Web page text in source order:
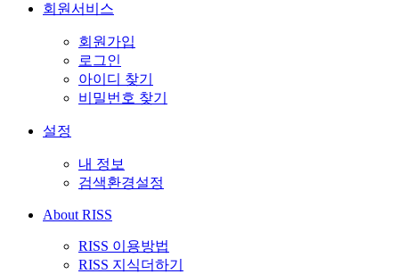
회원서비스
회원가입
로그인
아이디 찾기
비밀번호 찾기
설정
내 정보
검색환경설정
About RISS
RISS 이용방법
RISS 지식더하기